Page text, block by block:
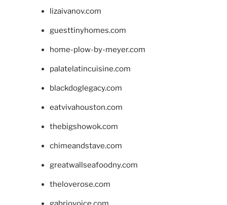
lizaivanov.com
guesttinyhomes.com
home-plow-by-meyer.com
palatelatincuisine.com
blackdoglegacy.com
eatvivahouston.com
thebigshowok.com
chimeandstave.com
greatwallseafoodny.com
theloverose.com